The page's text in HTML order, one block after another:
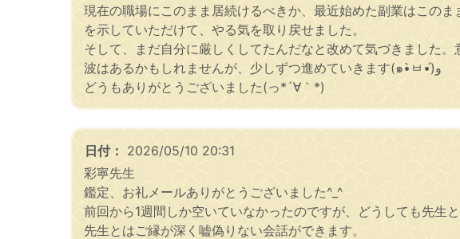
現在の職場にこのまま居続けるべきか、最近始めた副業はこの
を示していただけて、やる気を取り戻せました。
そして、まだ自分に厳しくしてたんだなと改めて気づきました。
波はあるかもしれませんが、少しずつ進めていきます(๑•̀ㅂ•́)و
どうもありがとうございました(っ*´∀｀*)
日付： 2026/05/10 20:31
彩寧先生
鑑定、お礼メールありがとうございました^_^
前回から1週間しか空いていなかったのですが、どうしても先生
先生とはご縁が深く嘘偽りない会話ができます。